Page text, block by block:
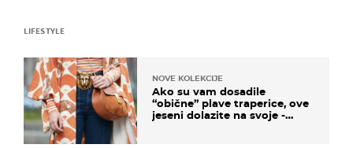
LIFESTYLE
NOVE KOLEKCIJE
Ako su vam dosadile
“obične” plave traperice, ove
jeseni dolazite na svoje -